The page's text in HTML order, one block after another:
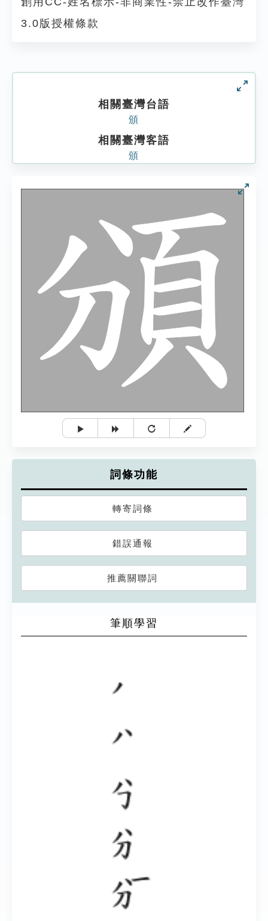
3.0版授權條款
相關臺灣台語
頒
相關臺灣客語
頒
詞條功能
轉寄詞條
錯誤通報
推薦關聯詞
筆順學習